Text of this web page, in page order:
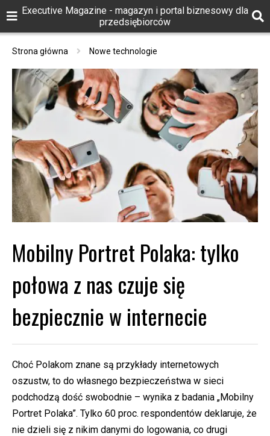
Executive Magazine - magazyn i portal biznesowy dla
przedsiębiorców
Strona główna Nowe technologie
Mobilny Portret Polaka: tylko
połowa z nas czuje się
bezpiecznie w internecie
Choć Polakom znane są przykłady internetowych
oszustw, to do własnego bezpieczeństwa w sieci
podchodzą dość swobodnie – wynika z badania „Mobilny
Portret Polaka”. Tylko 60 proc. respondentów deklaruje, że
nie dzieli się z nikim danymi do logowania, co drugi